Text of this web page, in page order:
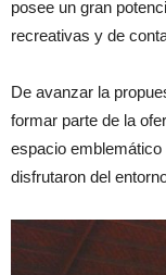
posee un gran
recreativas y de
De avanzar la
formar parte de la
espacio
disfrutaron del